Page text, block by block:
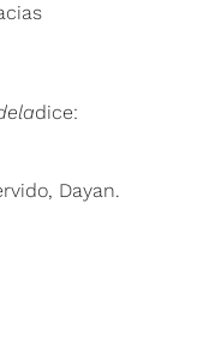
dice:
Dayan.